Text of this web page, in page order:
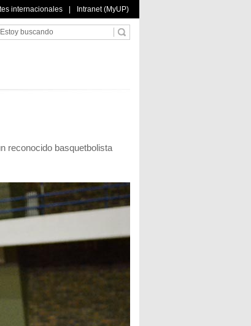
internacionales Intranet (MyUP)
reconocido basquetbolista